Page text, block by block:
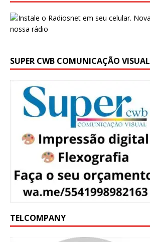
SUPER CWB COMUNICAÇÃO VISUAL
TELCOMPANY